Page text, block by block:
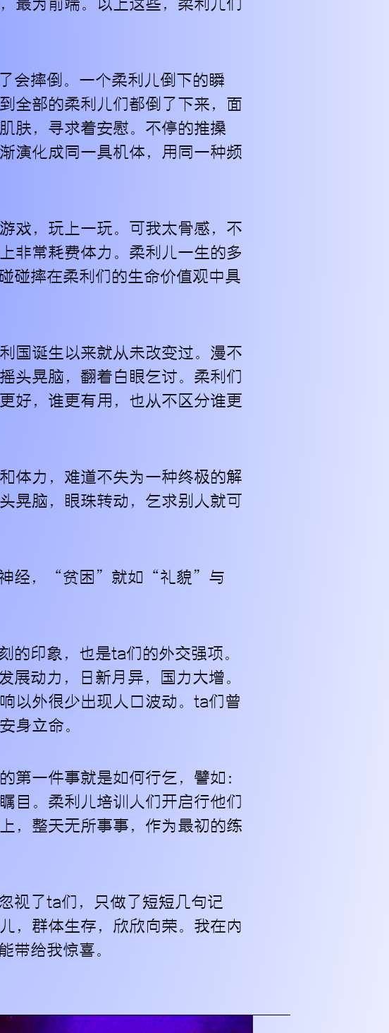
最为前端。以上这些，柔利儿们
会摔倒。一个柔利儿倒下的瞬
全部的柔利儿们都倒了下来，面
肤，寻求着安慰。不停的推搡
演化成同一具机体，用同一种频
戏，玩上一玩。可我太骨感，不
非常耗费体力。柔利儿一生的多
碰摔在柔利们的生命价值观中具
国诞生以来就从未改变过。漫不
头晃脑，翻着白眼乞讨。柔利们
好，谁更有用，也从不区分谁更
体力，难道不失为一种终极的解
晃脑，眼珠转动，乞求别人就可
神经，“贫困”就如“礼貌”与
的印象，也是ta们的外交强项。
动力，日新月异，国力大增。
以外很少出现人口波动。ta们曾
身立命。
一件事就是如何行乞，譬如：
目。柔利儿培训人们开启行他们
，整天无所事事，作为最初的练
视了ta们，只做了短短几句记
，群体生存，欣欣向荣。我在内
带给我惊喜。